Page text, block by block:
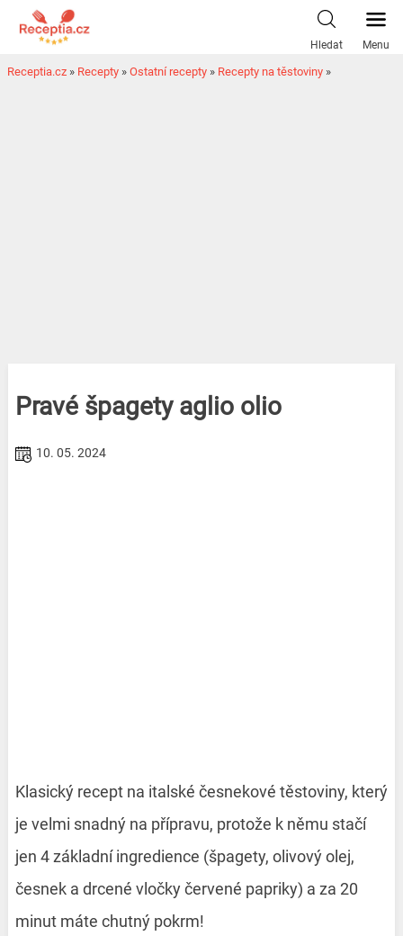
Hledat Menu
Receptia.cz » Recepty » Ostatní recepty » Recepty na těstoviny »
Pravé špagety aglio olio
10. 05. 2024
Klasický recept na italské česnekové těstoviny, který
je velmi snadný na přípravu, protože k němu stačí
jen 4 základní ingredience (špagety, olivový olej,
česnek a drcené vločky červené papriky) a za 20
minut máte chutný pokrm!